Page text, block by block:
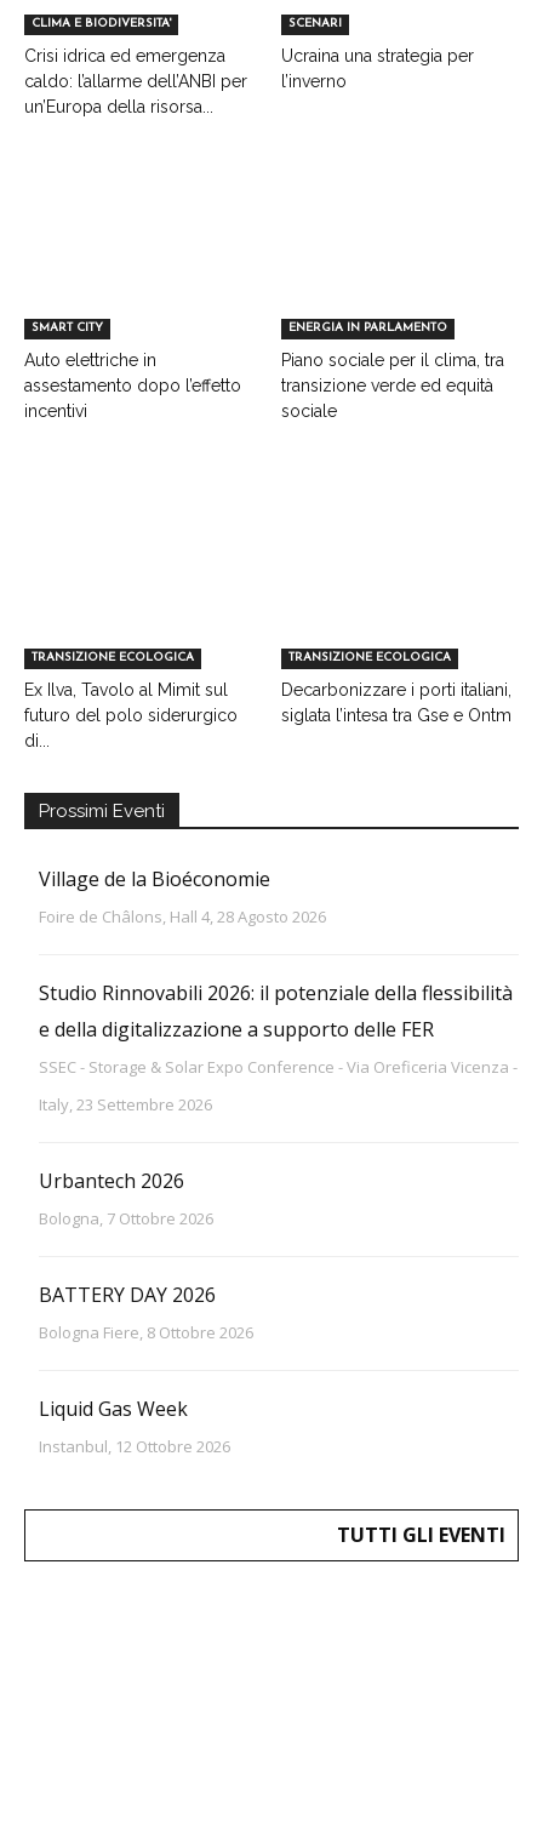
CLIMA E BIODIVERSITA'
Crisi idrica ed emergenza
caldo: l’allarme dell’ANBI per
un’Europa della risorsa...
SCENARI
Ucraina una strategia per
l’inverno
SMART CITY
Auto elettriche in
assestamento dopo l’effetto
incentivi
ENERGIA IN PARLAMENTO
Piano sociale per il clima, tra
transizione verde ed equità
sociale
TRANSIZIONE ECOLOGICA
Ex Ilva, Tavolo al Mimit sul
futuro del polo siderurgico
di...
TRANSIZIONE ECOLOGICA
Decarbonizzare i porti italiani,
siglata l’intesa tra Gse e Ontm
Prossimi Eventi
Village de la Bioéconomie
Foire de Châlons, Hall 4, 28 Agosto 2026
Studio Rinnovabili 2026: il potenziale della flessibilità
e della digitalizzazione a supporto delle FER
SSEC - Storage & Solar Expo Conference - Via Oreficeria Vicenza -
Italy, 23 Settembre 2026
Urbantech 2026
Bologna, 7 Ottobre 2026
BATTERY DAY 2026
Bologna Fiere, 8 Ottobre 2026
Liquid Gas Week
Instanbul, 12 Ottobre 2026
TUTTI GLI EVENTI